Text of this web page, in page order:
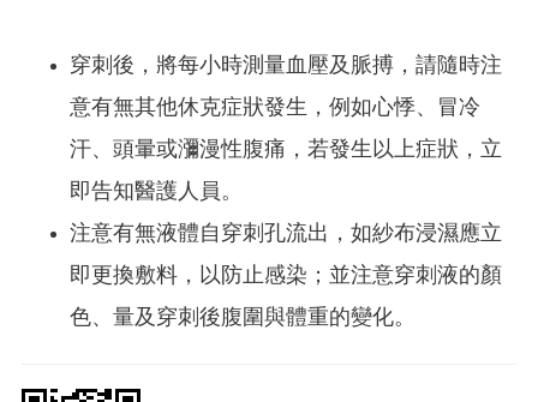
穿刺後，將每小時測量血壓及脈搏，請隨時注
意有無其他休克症狀發生，例如心悸、冒冷
汗、頭暈或瀰漫性腹痛，若發生以上症狀，立
即告知醫護人員。
注意有無液體自穿刺孔流出，如紗布浸濕應立
即更換敷料，以防止感染；並注意穿刺液的顏
色、量及穿刺後腹圍與體重的變化。